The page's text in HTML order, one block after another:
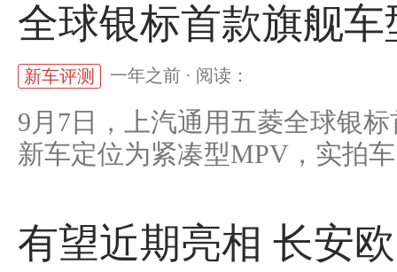
全球银标首款旗舰
新车评测 一年之前 · 阅读：
9月7日，上汽通用五菱全球银
新车定位为紧凑型MPV，实拍
有望近期亮相 长安